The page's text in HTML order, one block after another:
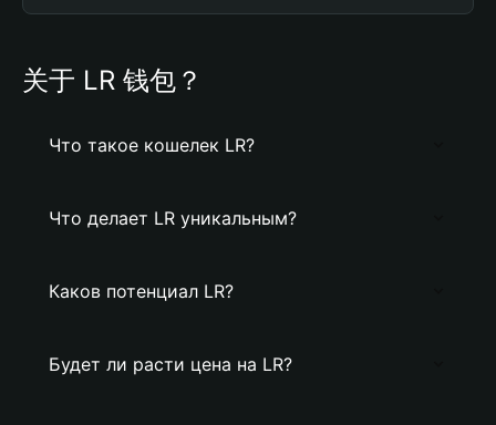
关于 LR 钱包？
Что такое кошелек LR?
Что делает LR уникальным?
Каков потенциал LR?
Будет ли расти цена на LR?